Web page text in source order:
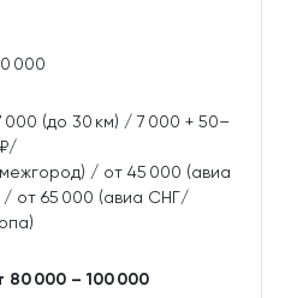
000
000 (до 30 км) / 7 000 + 50–
/ от 45 000 (авиа
от 65 000 (авиа СНГ/
80 000 – 100 000